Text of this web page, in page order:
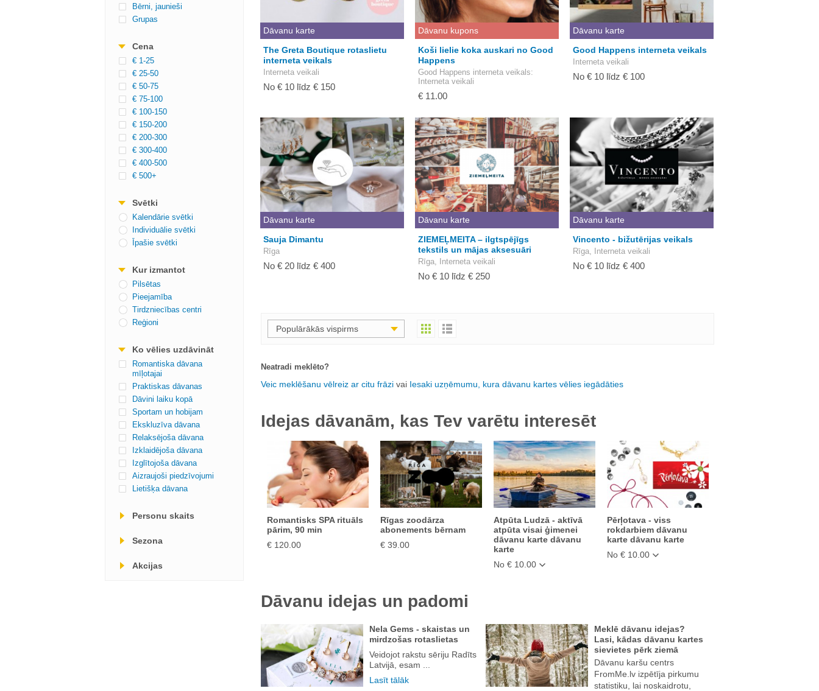
Bērni, jaunieši
Grupas
Cena
€ 1-25
€ 25-50
€ 50-75
€ 75-100
€ 100-150
€ 150-200
€ 200-300
€ 300-400
€ 400-500
€ 500+
Svētki
Kalendārie svētki
Individuālie svētki
Īpašie svētki
Kur izmantot
Pilsētas
Pieejamība
Tirdzniecības centri
Reģioni
Ko vēlies uzdāvināt
Romantiska dāvana
mīļotajai
Praktiskas dāvanas
Dāvini laiku kopā
Sportam un hobijam
Ekskluzīva dāvana
Relaksējoša dāvana
Izklaidējoša dāvana
Izglītojoša dāvana
Aizraujoši piedzīvojumi
Lietišķa dāvana
Personu skaits
Sezona
Akcijas
Dāvanu karte
The Greta Boutique rotaslietu
interneta veikals
Interneta veikali
No € 10 līdz € 150
Dāvanu kupons
Koši lielie koka auskari no Good
Happens
Good Happens interneta veikals:
Interneta veikali
€ 11.00
Dāvanu karte
Good Happens interneta veikals
Interneta veikali
No € 10 līdz € 100
Dāvanu karte
Sauja Dimantu
Rīga
No € 20 līdz € 400
Dāvanu karte
ZIEMEĻMEITA – ilgtspējīgs
tekstils un mājas aksesuāri
Rīga, Interneta veikali
No € 10 līdz € 250
Dāvanu karte
Vincento - bižutērijas veikals
Rīga, Interneta veikali
No € 10 līdz € 400
Populārākās vispirms
Neatradi meklēto?
Veic meklēšanu vēlreiz ar citu frāzi vai Iesaki uzņēmumu, kura dāvanu kartes vēlies iegādāties
Idejas dāvanām, kas Tev varētu interesēt
Romantisks SPA rituāls
pārim, 90 min
€ 120.00
Rīgas zoodārza
abonements bērnam
€ 39.00
Atpūta Ludzā - aktīvā
atpūta visai ģimenei
dāvanu karte dāvanu
karte
No € 10.00
Pērļotava - viss
rokdarbiem dāvanu
karte dāvanu karte
No € 10.00
Dāvanu idejas un padomi
Nela Gems - skaistas un
mirdzošas rotaslietas
Veidojot rakstu sēriju Radīts
Latvijā, esam ...
Lasīt tālāk
Meklē dāvanu idejas?
Lasi, kādas dāvanu kartes
sievietes pērk ziemā
Dāvanu karšu centrs
FromMe.lv izpētīja pirkumu
statistiku, lai noskaidrotu,